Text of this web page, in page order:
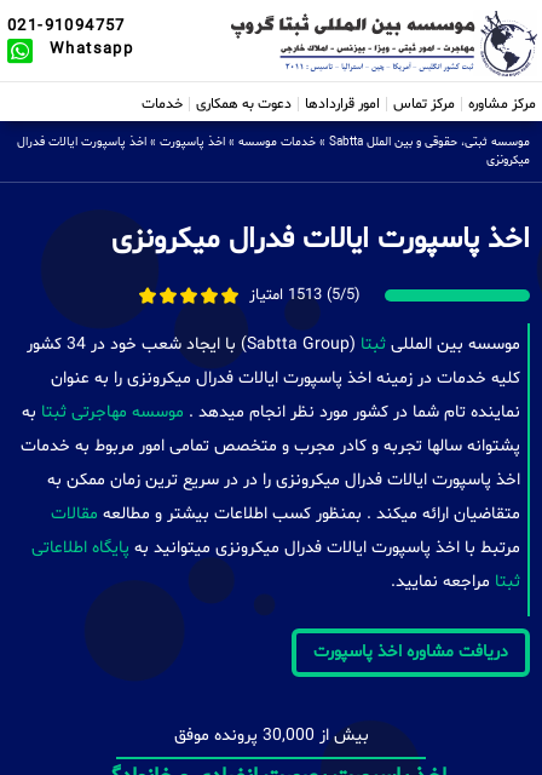
021-91094757
Whatsapp
مرکز مشاوره مرکز تماس امور قراردادها دعوت به همکاری خدمات
موسسه ثبتی، حقوقی و بین الملل Sabtta » خدمات موسسه » اخذ پاسپورت » اخذ پاسپورت ایالات فدرال
میکرونزی
اخذ پاسپورت ایالات فدرال میکرونزی
(5/5) 1513 امتیاز
موسسه بین المللی ثبتا
(Sabtta Group) با ایجاد شعب خود در 34 کشور
کلیه خدمات در زمینه اخذ پاسپورت ایالات فدرال میکرونزی را به عنوان
نماینده تام شما در کشور مورد نظر انجام میدهد . موسسه مهاجرتی ثبتا به
پشتوانه سالها تجربه و کادر مجرب و متخصص تمامی امور مربوط به خدمات
اخذ پاسپورت ایالات فدرال میکرونزی را در در سریع ترین زمان ممکن به
متقاضیان ارائه میکند . بمنظور کسب اطلاعات بیشتر و مطالعه مقالات
مرتبط با اخذ پاسپورت ایالات فدرال میکرونزی میتوانید به پایگاه اطلاعاتی
ثبتا مراجعه نمایید.
دریافت مشاوره اخذ پاسپورت
بیش از 30,000 پرونده موفق